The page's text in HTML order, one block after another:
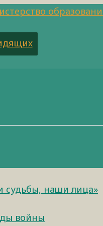
судьбы, наши лица»
войны